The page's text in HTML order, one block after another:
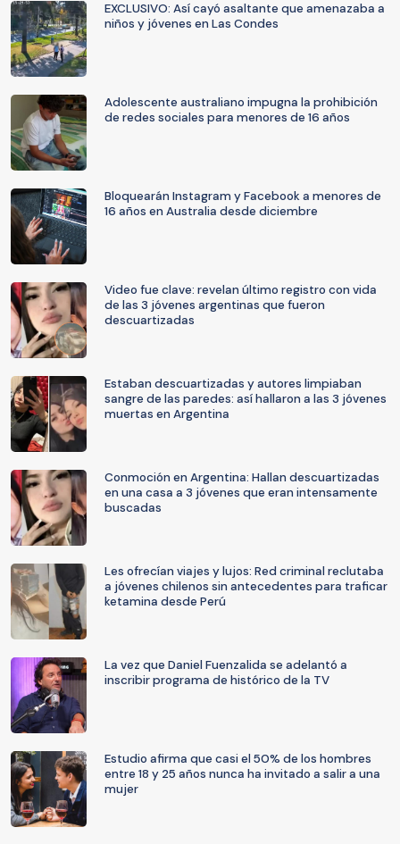
EXCLUSIVO: Así cayó asaltante que amenazaba a
niños y jóvenes en Las Condes
Adolescente australiano impugna la prohibición
de redes sociales para menores de 16 años
Bloquearán Instagram y Facebook a menores de
16 años en Australia desde diciembre
Video fue clave: revelan último registro con vida
de las 3 jóvenes argentinas que fueron
descuartizadas
Estaban descuartizadas y autores limpiaban
sangre de las paredes: así hallaron a las 3 jóvenes
muertas en Argentina
Conmoción en Argentina: Hallan descuartizadas
en una casa a 3 jóvenes que eran intensamente
buscadas
Les ofrecían viajes y lujos: Red criminal reclutaba
a jóvenes chilenos sin antecedentes para traficar
ketamina desde Perú
La vez que Daniel Fuenzalida se adelantó a
inscribir programa de histórico de la TV
Estudio afirma que casi el 50% de los hombres
entre 18 y 25 años nunca ha invitado a salir a una
mujer